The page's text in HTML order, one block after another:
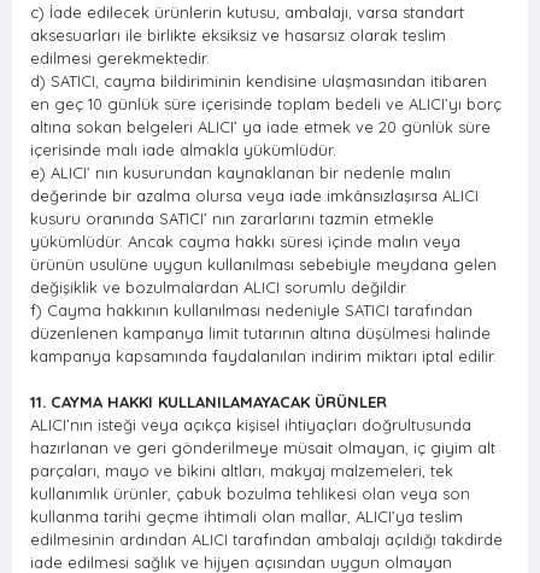
c) İade edilecek ürünlerin kutusu, ambalajı, varsa standart
aksesuarları ile birlikte eksiksiz ve hasarsız olarak teslim
edilmesi gerekmektedir.
d) SATICI, cayma bildiriminin kendisine ulaşmasından itibaren
en geç 10 günlük süre içerisinde toplam bedeli ve ALICI’yı borç
altına sokan belgeleri ALICI’ ya iade etmek ve 20 günlük süre
içerisinde malı iade almakla yükümlüdür.
e) ALICI’ nın kusurundan kaynaklanan bir nedenle malın
değerinde bir azalma olursa veya iade imkânsızlaşırsa ALICI
kusuru oranında SATICI’ nın zararlarını tazmin etmekle
yükümlüdür. Ancak cayma hakkı süresi içinde malın veya
ürünün usulüne uygun kullanılması sebebiyle meydana gelen
değişiklik ve bozulmalardan ALICI sorumlu değildir.
f) Cayma hakkının kullanılması nedeniyle SATICI tarafından
düzenlenen kampanya limit tutarının altına düşülmesi halinde
kampanya kapsamında faydalanılan indirim miktarı iptal edilir.
11. CAYMA HAKKI KULLANILAMAYACAK ÜRÜNLER
ALICI’nın isteği veya açıkça kişisel ihtiyaçları doğrultusunda
hazırlanan ve geri gönderilmeye müsait olmayan, iç giyim alt
parçaları, mayo ve bikini altları, makyaj malzemeleri, tek
kullanımlık ürünler, çabuk bozulma tehlikesi olan veya son
kullanma tarihi geçme ihtimali olan mallar, ALICI’ya teslim
edilmesinin ardından ALICI tarafından ambalajı açıldığı takdirde
iade edilmesi sağlık ve hijyen açısından uygun olmayan